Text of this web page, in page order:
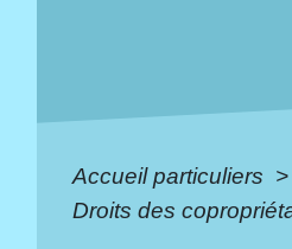
Accueil particuliers >
Droits des